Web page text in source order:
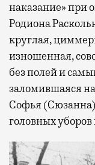
наказание» при
Родиона
круглая,
изношенная,
без полей и
заломившаяся
Софья
головных